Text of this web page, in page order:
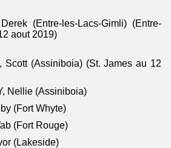
(Entre-les-Lacs-Gimli) (Entre-
aout 2019)
Scott (Assiniboia) (St. James au 12
Nellie (Assiniboia)
(Fort Whyte)
(Fort Rouge)
(Lakeside)